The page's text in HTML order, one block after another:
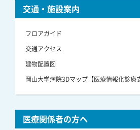
交通・施設案内
フロアガイド
交通アクセス
建物配置図
岡山大学病院3Dマップ【医療情報化診療
医療関係者の方へ